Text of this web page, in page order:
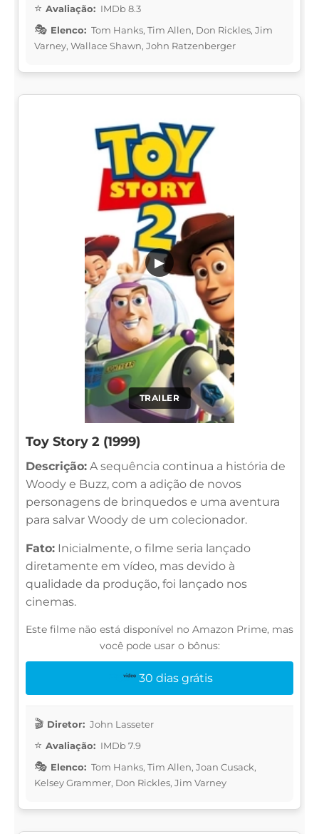
Avaliação: IMDb 8.3
Elenco: Tom Hanks, Tim Allen, Don Rickles, Jim
Varney, Wallace Shawn, John Ratzenberger
TRAILER
▶
Toy Story 2 (1999)
Descrição: A sequência continua a história de
Woody e Buzz, com a adição de novos
personagens de brinquedos e uma aventura
para salvar Woody de um colecionador.
Fato: Inicialmente, o filme seria lançado
diretamente em vídeo, mas devido à
qualidade da produção, foi lançado nos
cinemas.
Este filme não está disponível no Amazon Prime, mas
você pode usar o bônus:
30 dias grátis
Diretor: John Lasseter
Avaliação: IMDb 7.9
Elenco: Tom Hanks, Tim Allen, Joan Cusack,
Kelsey Grammer, Don Rickles, Jim Varney